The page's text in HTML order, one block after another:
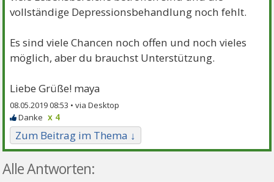
vollständige Depressionsbehandlung noch fehlt.
Es sind viele Chancen noch offen und noch vieles
möglich, aber du brauchst Unterstützung.
Liebe Grüße! maya
08.05.2019 08:53 •
x 4
Zum Beitrag im Thema ↓
Alle Antworten: